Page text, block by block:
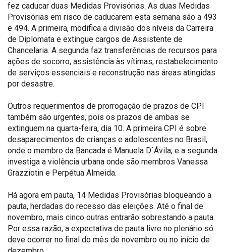
fez caducar duas Medidas Provisórias. As duas Medidas
Provisórias em risco de caducarem esta semana são a 493
e 494. A primeira, modifica a divisão dos níveis da Carreira
de Diplomata e extingue cargos de Assistente de
Chancelaria. A segunda faz transferências de recursos para
ações de socorro, assistência às vítimas, restabelecimento
de serviços essenciais e reconstrução nas áreas atingidas
por desastre.
Outros requerimentos de prorrogação de prazos de CPI
também são urgentes, pois os prazos de ambas se
extinguem na quarta-feira, dia 10. A primeira CPI é sobre
desaparecimentos de crianças e adolescentes no Brasil,
onde o membro da Bancada é Manuela D´Ávila; e a segunda
investiga a violência urbana onde são membros Vanessa
Grazziotin e Perpétua Almeida.
Há agora em pauta, 14 Medidas Provisórias bloqueando a
pauta, herdadas do recesso das eleições. Até o final de
novembro, mais cinco outras entrarão sobrestando a pauta.
Por essa razão, a expectativa de pauta livre no plenário só
deve ocorrer no final do mês de novembro ou no início de